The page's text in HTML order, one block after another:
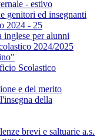
- estivo
genitori ed insegnanti
2024 - 25
per alunni
2024/2025
Scolastico
e del merito
della
brevi e saltuarie a.s.